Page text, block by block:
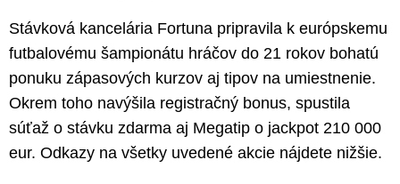
Stávková kancelária Fortuna pripravila k európskemu
futbalovému šampionátu hráčov do 21 rokov bohatú
ponuku zápasových kurzov aj tipov na umiestnenie.
Okrem toho navýšila registračný bonus, spustila
súťaž o stávku zdarma aj Megatip o jackpot 210 000
eur. Odkazy na všetky uvedené akcie nájdete nižšie.